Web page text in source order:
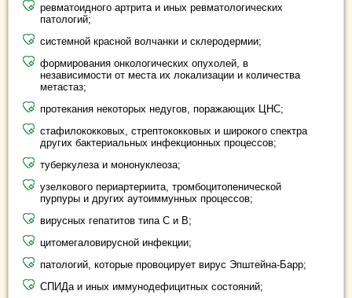
ревматоидного артрита и иных ревматологических
патологий;
системной красной волчанки и склеродермии;
формирования онкологических опухолей, в
независимости от места их локализации и количества
метастаз;
протекания некоторых недугов, поражающих ЦНС;
стафилококковых, стрептококковых и широкого спектра
других бактериальных инфекционных процессов;
туберкулеза и мононуклеоза;
узелкового периартериита, тромбоцитопенической
пурпуры и других аутоиммунных процессов;
вирусных гепатитов типа С и В;
цитомегаловирусной инфекции;
патологий, которые провоцирует вирус Эпштейна-Барр;
СПИДа и иных иммунодефицитных состояний;